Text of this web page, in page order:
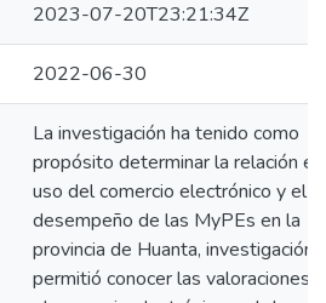
2023-07-20T23:21:34Z
2022-06-30
La investigación ha tenido como
propósito determinar la relación
uso del comercio electrónico y el
desempeño de las MyPEs en la
provincia de Huanta, investigación
permitió conocer las valoraciones